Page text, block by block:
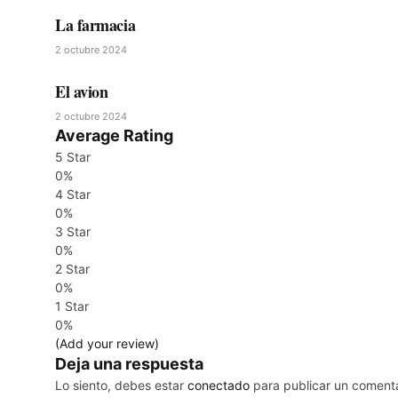
La farmacia
2 octubre 2024
El avion
2 octubre 2024
Average Rating
5 Star
0%
4 Star
0%
3 Star
0%
2 Star
0%
1 Star
0%
(Add your review)
Deja una respuesta
Lo siento, debes estar conectado para publicar un